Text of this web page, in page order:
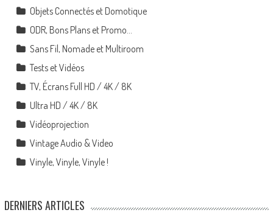
Objets Connectés et Domotique
ODR, Bons Plans et Promo…
Sans Fil, Nomade et Multiroom
Tests et Vidéos
TV, Écrans Full HD / 4K / 8K
Ultra HD / 4K / 8K
Vidéoprojection
Vintage Audio & Video
Vinyle, Vinyle, Vinyle !
DERNIERS ARTICLES